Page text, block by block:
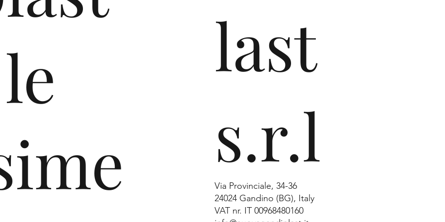
di
dei suoi
della
last
s.r.l
Via Provinciale, 34-36
24024 Gandino (BG), Italy
VAT nr. IT 00968480160